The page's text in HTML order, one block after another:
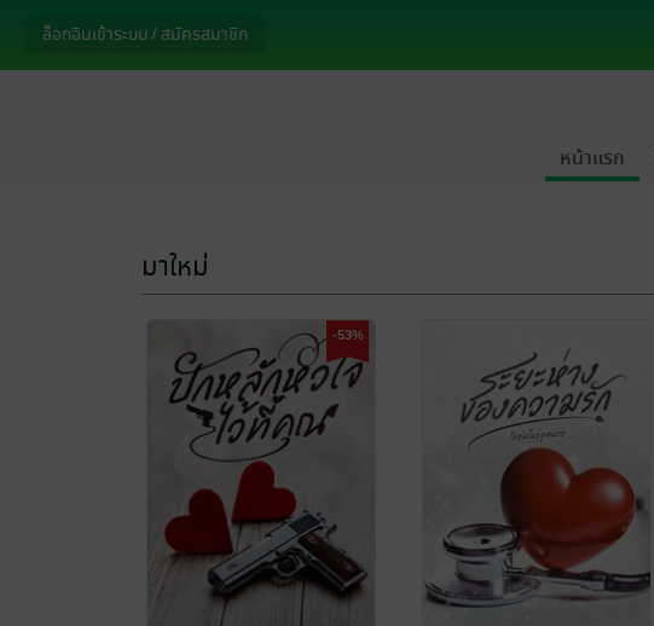
ล็อกอินเข้าระบบ / สมัครสมาชิก
หน้าแรก
มาใหม่
-53%